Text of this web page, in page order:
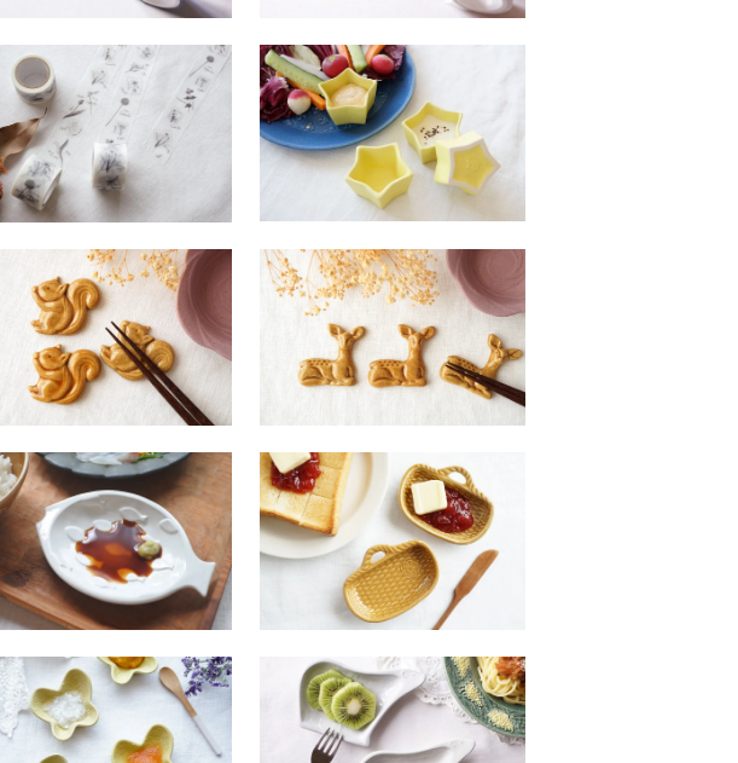
エ４８ マスキングテープ
誕生花
600円(税込660円)
ワ３４ シトロン 星の豆鉢
SOLDOUT
マ４２ 動物の箸置き リス
SOLDOUT
タ３４ 動物の箸置き バン
SOLDOUT
マ１０ さかなこざら
SOLDOUT
ヘ１１ かごバッグの豆皿
SOLDOUT
ケ２３ 蝶々三姉妹 三女 シ
トロン
SOLDOUT
ソ８ ホワイトグレー こぐ
ま皿 右向き
SOLDOUT